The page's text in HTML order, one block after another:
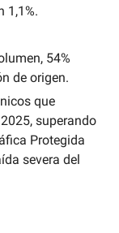
1,1%.
54%
de origen.
que
superando
Protegida
severa del